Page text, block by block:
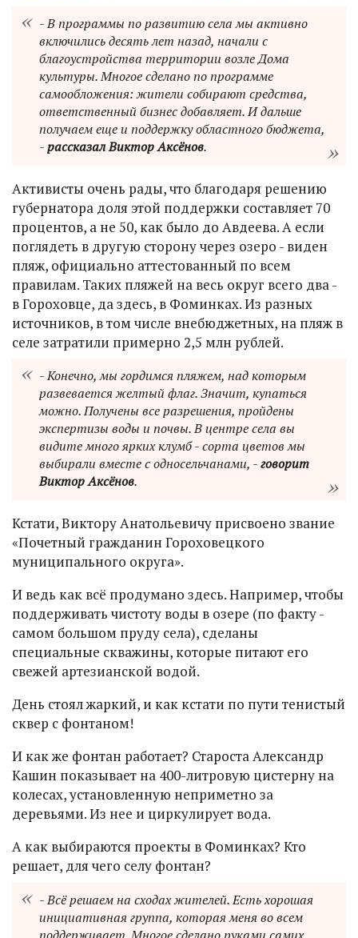
- В программы по развитию села мы активно
включились десять лет назад, начали с
благоустройства территории возле Дома
культуры. Многое сделано по программе
самообложения: жители собирают средства,
ответственный бизнес добавляет. И дальше
получаем еще и поддержку областного бюджета,
-рассказал Виктор Аксёнов.
Активисты очень рады, что благодаря решению
губернатора доля этой поддержки составляет 70
процентов, а не 50, как было до Авдеева. А если
поглядеть в другую сторону через озеро - виден
пляж, официально аттестованный по всем
правилам. Таких пляжей на весь округ всего два -
в Гороховце, да здесь, в Фоминках. Из разных
источников, в том числе внебюджетных, на пляж в
селе затратили примерно 2,5 млн рублей.
- Конечно, мы гордимся пляжем, над которым
развевается желтый флаг. Значит, купаться
можно. Получены все разрешения, пройдены
экспертизы воды и почвы. В центре села вы
видите много ярких клумб - сорта цветов мы
выбирали вместе с односельчанами, -говорит
Виктор Аксёнов.
Кстати, Виктору Анатольевичу присвоено звание
«Почетный гражданин Гороховецкого
муниципального округа».
И ведь как всё продумано здесь. Например, чтобы
поддерживать чистоту воды в озере (по факту -
самом большом пруду села), сделаны
специальные скважины, которые питают его
свежей артезианской водой.
День стоял жаркий, и как кстати по пути тенистый
сквер с фонтаном!
И как же фонтан работает? Староста Александр
Кашин показывает на 400-литровую цистерну на
колесах, установленную неприметно за
деревьями. Из нее и циркулирует вода.
А как выбираются проекты в Фоминках? Кто
решает, для чего селу фонтан?
- Всё решаем на сходах жителей. Есть хорошая
инициативная группа, которая меня во всем
поддерживает. Многое сделано руками самих